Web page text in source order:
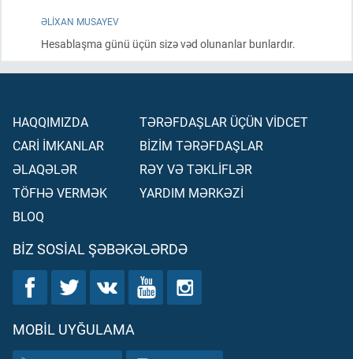
ƏLIXAN MUSAYEV
Hesablaşma günü üçün sizə vəd olunanlar bunlardır.
HAQQIMIZDA
CARİ İMKANLAR
ƏLAQƏLƏR
TÖFHƏ VERMƏK
BLOQ
TƏRƏFDAŞLAR ÜÇÜN VİDCET
BİZİM TƏRƏFDAŞLAR
RƏY VƏ TƏKLİFLƏR
YARDIM MƏRKƏZİ
BIZ SOSIAL ŞƏBƏKƏLƏRDƏ
MOBIL UYĞULAMA